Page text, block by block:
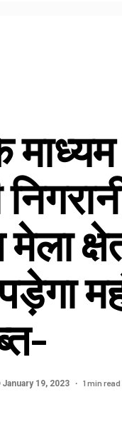
January 19, 2023 1 min read